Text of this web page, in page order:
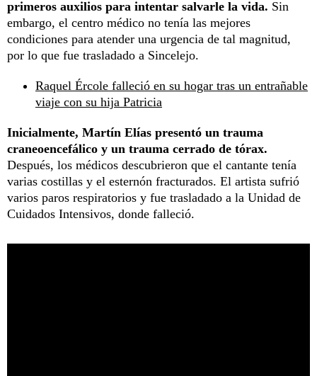
primeros auxilios para intentar salvarle la vida. Sin
embargo, el centro médico no tenía las mejores
condiciones para atender una urgencia de tal magnitud,
por lo que fue trasladado a Sincelejo.
Raquel Ércole falleció en su hogar tras un entrañable
viaje con su hija Patricia
Inicialmente, Martín Elías presentó un trauma
craneoencefálico y un trauma cerrado de tórax.
Después, los médicos descubrieron que el cantante tenía
varias costillas y el esternón fracturados. El artista sufrió
varios paros respiratorios y fue trasladado a la Unidad de
Cuidados Intensivos, donde falleció.